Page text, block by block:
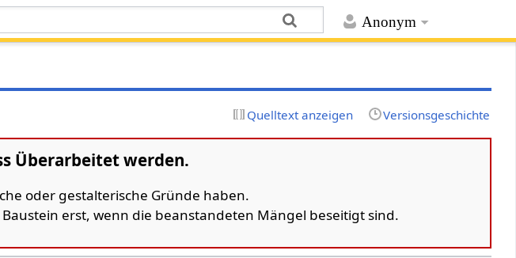
Anonym
Quelltext anzeigen Versionsgeschichte
Überarbeitet werden.
oder gestalterische Gründe haben.
erst, wenn die beanstandeten Mängel beseitigt sind.